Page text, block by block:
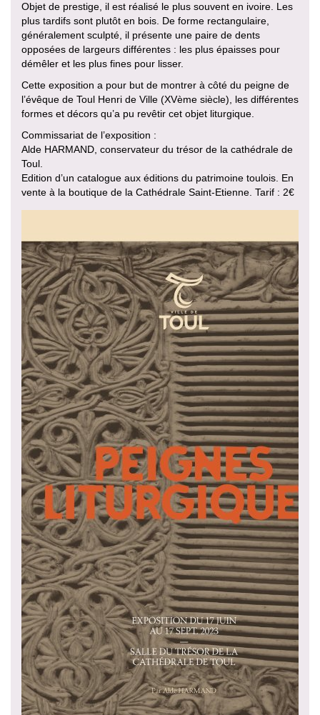
Objet de prestige, il est réalisé le plus souvent en ivoire. Les
plus tardifs sont plutôt en bois. De forme rectangulaire,
généralement sculpté, il présente une paire de dents
opposées de largeurs différentes : les plus épaisses pour
démêler et les plus fines pour lisser.
Cette exposition a pour but de montrer à côté du peigne de
l’évêque de Toul Henri de Ville (XVème siècle), les différentes
formes et décors qu’a pu revêtir cet objet liturgique.
Commissariat de l’exposition :
Alde HARMAND, conservateur du trésor de la cathédrale de
Toul.
Edition d’un catalogue aux éditions du patrimoine toulois. En
vente à la boutique de la Cathédrale Saint-Etienne. Tarif : 2€